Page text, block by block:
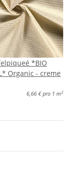
*BIO
Organic - creme
6,66 € pro 1 m 2